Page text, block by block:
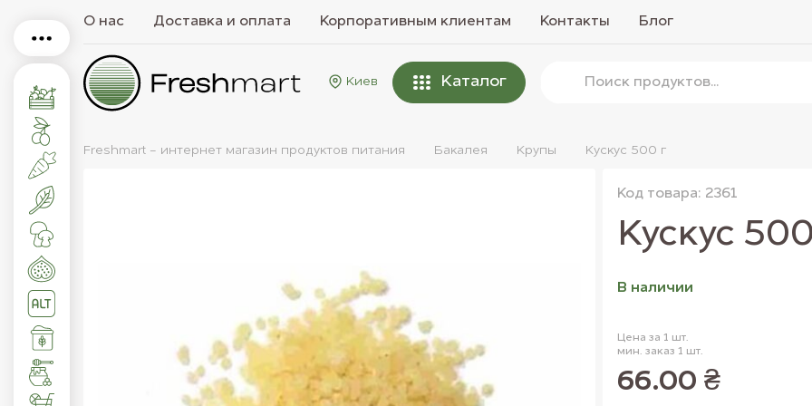
О нас Доставка и оплата Корпоративным клиентам Контакты Блог
Киев Каталог
Freshmart - интернет магазин продуктов питания Бакалея Крупы Кускус 500 г
Кускус
Код товара: 2361
В наличии
Цена за 1 шт.
мин. заказ 1 шт.
66.00 ₴